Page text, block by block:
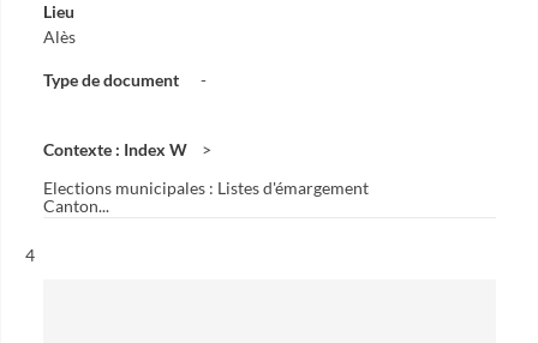
Lieu
Alès
Type de document -
Contexte : Index W
Elections municipales : Listes d'émargement
Canton...
Résultat n°
4